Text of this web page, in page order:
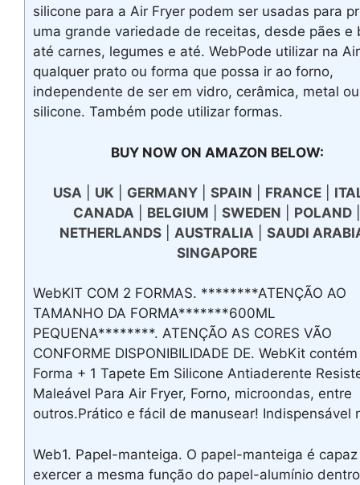
silicone para a Air Fryer podem ser usadas para
uma grande variedade de receitas, desde pães e
até carnes, legumes e até. WebPode utilizar na
qualquer prato ou forma que possa ir ao forno,
independente de ser em vidro, cerâmica, metal ou
silicone. Também pode utilizar formas.
BUY NOW ON AMAZON BELOW:
USA UK GERMANY SPAIN FRANCE
CANADA
BELGIUM SWEDEN POLAND
NETHERLANDS
AUSTRALIA
SAUDI
SINGAPORE
WebKIT COM 2 FORMAS. ********ATENÇÃO AO
TAMANHO DA FORMA*******600ML
PEQUENA********. ATENÇÃO AS CORES VÃO
CONFORME DISPONIBILIDADE DE. WebKit contém
Forma + 1 Tapete Em Silicone Antiaderente
Maleável Para Air Fryer, Forno, microondas, entre
outros.Prático e fácil de manusear! Indispensável
Web1. Papel-manteiga. O papel-manteiga é
exercer a mesma função do papel-alumínio